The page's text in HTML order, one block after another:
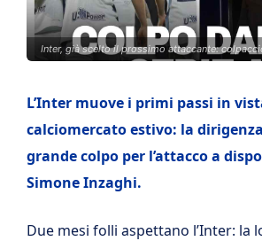
Inter, già scelto il prossimo attaccante:
L’Inter muove i primi passi in
calciomercato estivo: la
grande colpo per l’attacco a
Simone Inzaghi.
Due mesi folli aspettano l’Inter: la